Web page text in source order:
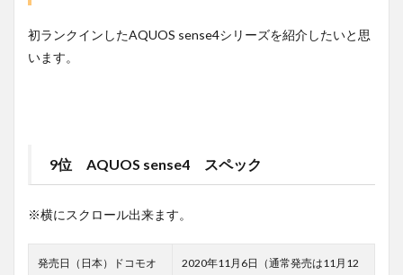
初ランクインしたAQUOS sense4シリーズを紹介したいと思
います。
9位 AQUOS sense4 スペック
※横にスクロール出来ます。
発売日（日本）ドコモオ
2020年11月6日（通常発売は11月12